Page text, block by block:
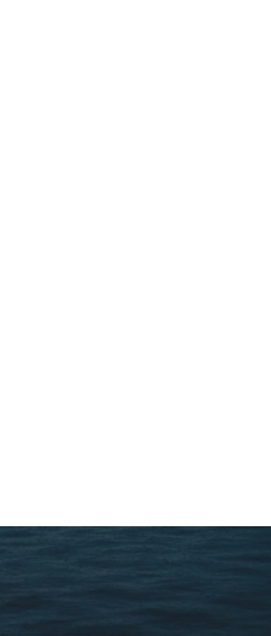
व्रत में सौलह श्रृंगार से सजती हैं
की पूजा
को अब फोकस कॉम्पिटिटिव
जरूरत नहीं